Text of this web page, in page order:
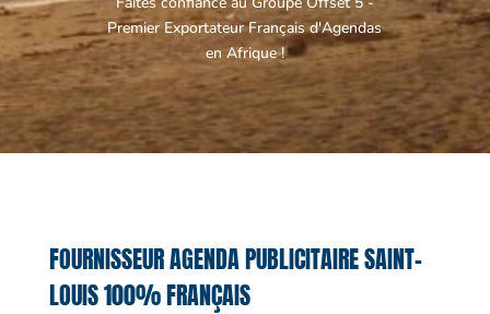
Premier Exportateur Français d'Agendas
en Afrique !
FOURNISSEUR AGENDA PUBLICITAIRE SAINT-
LOUIS 100% FRANÇAIS